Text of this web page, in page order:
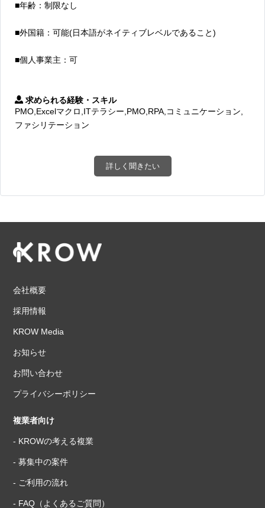
■年齢：制限なし
■外国籍：可能(日本語がネイティブレベルであること)
■個人事業主：可
求められる経験・スキル
PMO,Excelマクロ,ITテラシー,PMO,RPA,コミュニケーション,
ファシリテーション
詳しく聞きたい
会社概要
採用情報
KROW Media
お知らせ
お問い合わせ
プライバシーポリシー
複業者向け
- KROWの考える複業
- 募集中の案件
- ご利用の流れ
- FAQ（よくあるご質問）